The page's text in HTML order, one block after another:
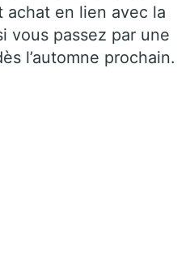
achat en lien avec la
vous passez par une
l’automne prochain.